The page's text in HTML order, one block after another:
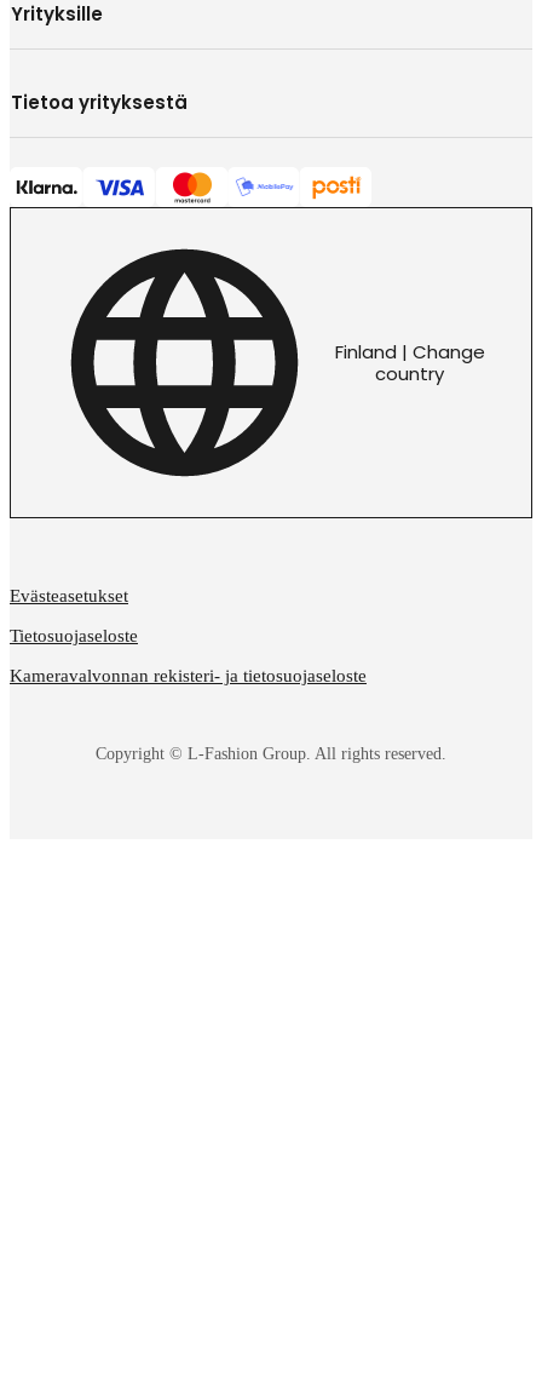
Yrityksille
Tietoa yrityksestä
Finland | Change
country
Copyright © L-Fashion Group. All rights reserved.
Evästeasetukset
Tietosuojaseloste
Kameravalvonnan rekisteri- ja tietosuojaseloste